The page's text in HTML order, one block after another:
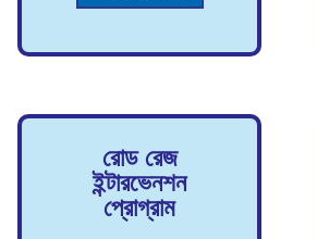
রোড রেজ
ইন্টারভেনশন
প্রোগ্রাম